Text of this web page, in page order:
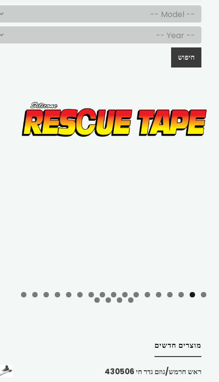
חיפוש
מוצרים חדשים
ראש חרמש/גוזם גדר חי 430506